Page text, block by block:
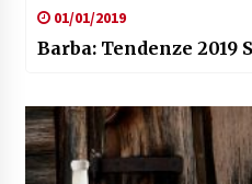
01/01/2019
Barba: Tendenze 2019